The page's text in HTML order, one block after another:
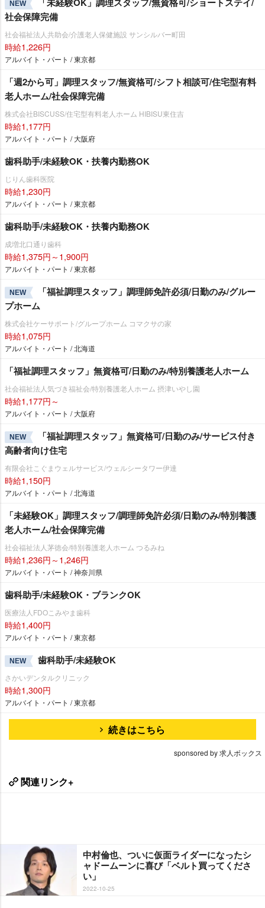
NEW
「未経験OK」調理スタッフ/無資格可/ショートステイ/
社会保障完備
社会福祉法人共助会/介護老人保健施設 サンシルバー町田
時給1,226円
アルバイト・パート / 東京都
「週2から可」調理スタッフ/無資格可/シフト相談可/住宅型有料
老人ホーム/社会保障完備
株式会社BISCUSS/住宅型有料老人ホーム HIBISU東住吉
時給1,177円
アルバイト・パート / 大阪府
歯科助手/未経験OK・扶養内勤務OK
じりん歯科医院
時給1,230円
アルバイト・パート / 東京都
歯科助手/未経験OK・扶養内勤務OK
成増北口通り歯科
時給1,375円～1,900円
アルバイト・パート / 東京都
NEW
「福祉調理スタッフ」調理師免許必須/日勤のみ/グルー
プホーム
株式会社ケーサポート/グループホーム コマクサの家
時給1,075円
アルバイト・パート / 北海道
「福祉調理スタッフ」無資格可/日勤のみ/特別養護老人ホーム
社会福祉法人気づき福祉会/特別養護老人ホーム 摂津いやし園
時給1,177円～
アルバイト・パート / 大阪府
NEW
「福祉調理スタッフ」無資格可/日勤のみ/サービス付き
高齢者向け住宅
有限会社こぐまウェルサービス/ウェルシータワー伊達
時給1,150円
アルバイト・パート / 北海道
「未経験OK」調理スタッフ/調理師免許必須/日勤のみ/特別養護
老人ホーム/社会保障完備
社会福祉法人茅徳会/特別養護老人ホーム つるみね
時給1,236円～1,246円
アルバイト・パート / 神奈川県
歯科助手/未経験OK・ブランクOK
医療法人FDOこみやま歯科
時給1,400円
アルバイト・パート / 東京都
NEW 歯科助手/未経験OK
さかいデンタルクリニック
時給1,300円
アルバイト・パート / 東京都
続きはこちら
sponsored by 求人ボックス
関連リンク+
中村倫也、ついに仮面ライダーになったシ
ャドームーンに喜び「ベルト買ってくださ
い」
2022-10-25